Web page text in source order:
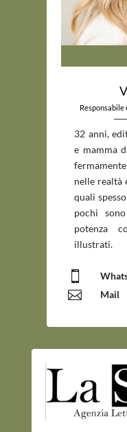
32 anni,
e mamma
nelle realtà
quali
pochi
potenza
illustrati.

 Mail